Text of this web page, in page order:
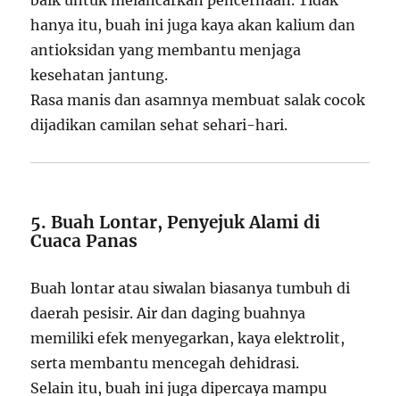
hanya itu, buah ini juga kaya akan kalium dan
antioksidan yang membantu menjaga
kesehatan jantung.
Rasa manis dan asamnya membuat salak cocok
dijadikan camilan sehat sehari-hari.
5. Buah Lontar, Penyejuk Alami di
Cuaca Panas
Buah lontar atau siwalan biasanya tumbuh di
daerah pesisir. Air dan daging buahnya
memiliki efek menyegarkan, kaya elektrolit,
serta membantu mencegah dehidrasi.
Selain itu, buah ini juga dipercaya mampu